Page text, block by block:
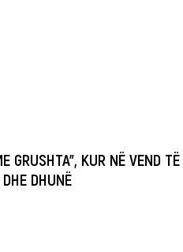
GRUSHTA”, KUR NË VEND TË
DHUNË